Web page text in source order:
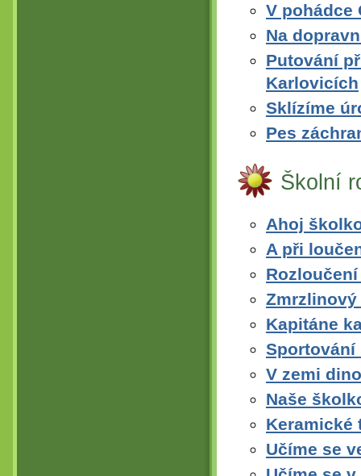
V pohádce
Na
Putování
Karlovicích
Sklízíme
Pes
Školní
Ahoj
A při
Zmrzlinový
Kapitáne
V zemi
Naše
Keramické
Učíme se